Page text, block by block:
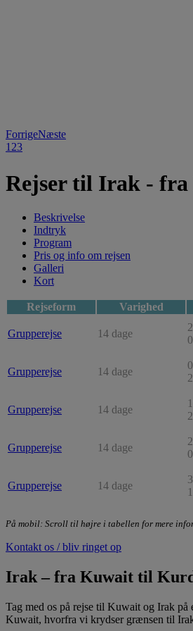
ForrigeNæste
1 23
Rejser til Irak -
Beskrivelse
Indtryk
Program
Pris og info om rejsen
Galleri
Kort
Rejseform Varighed
Grupperejse 14 dage
Grupperejse 14 dage
Grupperejse 14 dage
Grupperejse 14 dage
Grupperejse 14 dage
På mobil: Scroll til højre i tabellen for mere
Kontakt os / bliv ringet op
Irak – fra Kuwait til
Tag med os på rejse til Kuwait og Irak
Kuwait, hvorfra vi krydser grænsen til